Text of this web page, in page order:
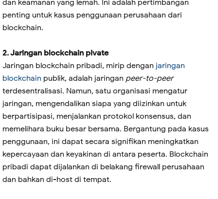
dan keamanan yang lemah. Ini adalah pertimbangan
penting untuk kasus penggunaan perusahaan dari
blockchain.
2. Jaringan blockchain pivate
Jaringan blockchain pribadi, mirip dengan jaringan
blockchain publik, adalah jaringan peer-to-peer
terdesentralisasi. Namun, satu organisasi mengatur
jaringan, mengendalikan siapa yang diizinkan untuk
berpartisipasi, menjalankan protokol konsensus, dan
memelihara buku besar bersama. Bergantung pada kasus
penggunaan, ini dapat secara signifikan meningkatkan
kepercayaan dan keyakinan di antara peserta. Blockchain
pribadi dapat dijalankan di belakang firewall perusahaan
dan bahkan di-host di tempat.